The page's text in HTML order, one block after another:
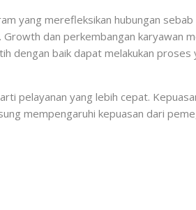
yang merefleksikan hubungan sebab
dan perkembangan karyawan
dengan baik dapat melakukan proses
pelayanan yang lebih cepat.
mempengaruhi kepuasan dari